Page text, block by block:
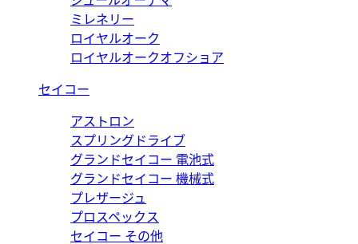
ミレネリー
ロイヤルオーク
ロイヤルオークオフショア
セイコー
アストロン
スプリングドライブ
グランドセイコー 電池式
グランドセイコー 機械式
プレザージュ
プロスペックス
セイコー その他